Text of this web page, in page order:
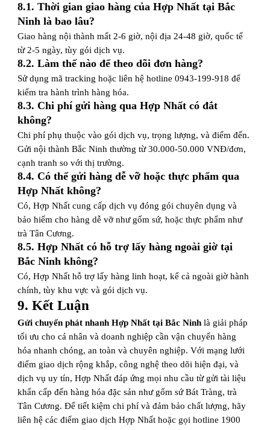
8.1. Thời gian giao hàng của Hợp Nhất tại Bắc
Ninh là bao lâu?
Giao hàng nội thành mất 2-6 giờ, nội địa 24-48 giờ, quốc tế
từ 2-5 ngày, tùy gói dịch vụ.
8.2. Làm thế nào để theo dõi đơn hàng?
Sử dụng mã tracking hoặc liên hệ hotline 0943-199-918 để
kiểm tra hành trình hàng hóa.
8.3. Chi phí gửi hàng qua Hợp Nhất có đắt
không?
Chi phí phụ thuộc vào gói dịch vụ, trọng lượng, và điểm đến.
Gửi nội thành Bắc Ninh thường từ 30.000-50.000 VNĐ/đơn,
cạnh tranh so với thị trường.
8.4. Có thể gửi hàng dễ vỡ hoặc thực phẩm qua
Hợp Nhất không?
Có, Hợp Nhất cung cấp dịch vụ đóng gói chuyên dụng và
bảo hiểm cho hàng dễ vỡ như gốm sứ, hoặc thực phẩm như
trà Tân Cương.
8.5. Hợp Nhất có hỗ trợ lấy hàng ngoài giờ tại
Bắc Ninh không?
Có, Hợp Nhất hỗ trợ lấy hàng linh hoạt, kể cả ngoài giờ hành
chính, tùy khu vực và gói dịch vụ.
9. Kết Luận
Gửi chuyển phát nhanh Hợp Nhất tại Bắc Ninh là giải pháp
tối ưu cho cá nhân và doanh nghiệp cần vận chuyển hàng
hóa nhanh chóng, an toàn và chuyên nghiệp. Với mạng lưới
điểm giao dịch rộng khắp, công nghệ theo dõi hiện đại, và
dịch vụ uy tín, Hợp Nhất đáp ứng mọi nhu cầu từ gửi tài liệu
khẩn cấp đến hàng hóa đặc sản như gốm sứ Bát Tràng, trà
Tân Cương. Để tiết kiệm chi phí và đảm bảo chất lượng, hãy
liên hệ các điểm giao dịch Hợp Nhất hoặc gọi hotline 1900